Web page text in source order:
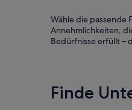
Wähle die passende
Annehmlichkeiten,
Bedürfnisse erfüllt –
Finde